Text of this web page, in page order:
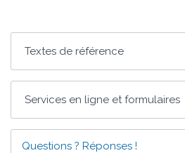
Textes de référence
Services en ligne et formulaires
Questions ? Réponses !